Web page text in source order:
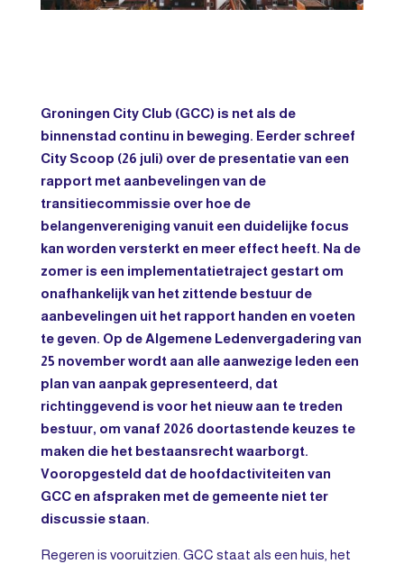
Groningen City Club (GCC) is net als de
binnenstad continu in beweging. Eerder schreef
City Scoop (26 juli) over de presentatie van een
rapport met aanbevelingen van de
transitiecommissie over hoe de
belangenvereniging vanuit een duidelijke focus
kan worden versterkt en meer effect heeft. Na de
zomer is een implementatietraject gestart om
onafhankelijk van het zittende bestuur de
aanbevelingen uit het rapport handen en voeten
te geven. Op de Algemene Ledenvergadering van
25 november wordt aan alle aanwezige leden een
plan van aanpak gepresenteerd, dat
richtinggevend is voor het nieuw aan te treden
bestuur, om vanaf 2026 doortastende keuzes te
maken die het bestaansrecht waarborgt.
Vooropgesteld dat de hoofdactiviteiten van
GCC en afspraken met de gemeente niet ter
discussie staan.
Regeren is vooruitzien. GCC staat als een huis, het